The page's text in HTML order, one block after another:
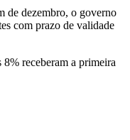
de dezembro, o governo
com prazo de validade
receberam a primeira